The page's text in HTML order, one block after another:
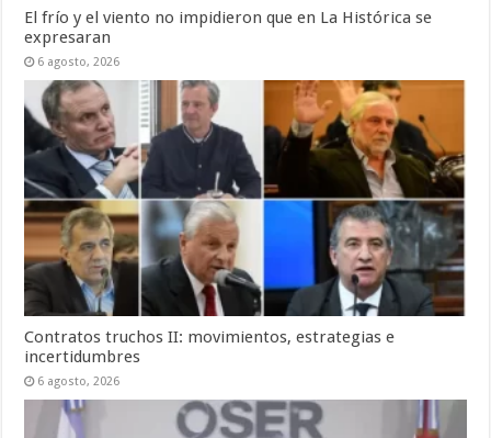
El frío y el viento no impidieron que en La Histórica se
expresaran
6 agosto, 2026
Contratos truchos II: movimientos, estrategias e
incertidumbres
6 agosto, 2026